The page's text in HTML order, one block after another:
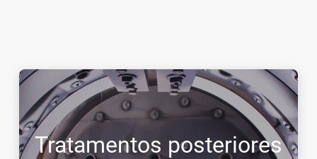
Tratamentos posteriores